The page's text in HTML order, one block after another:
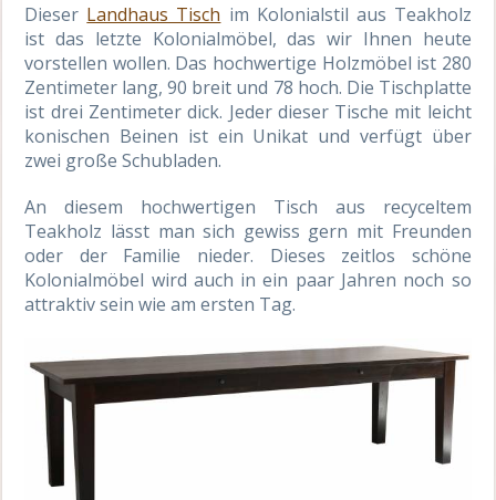
Dieser Landhaus Tisch im Kolonialstil aus Teakholz
ist das letzte Kolonialmöbel, das wir Ihnen heute
vorstellen wollen. Das hochwertige Holzmöbel ist 280
Zentimeter lang, 90 breit und 78 hoch. Die Tischplatte
ist drei Zentimeter dick. Jeder dieser Tische mit leicht
konischen Beinen ist ein Unikat und verfügt über
zwei große Schubladen.
An diesem hochwertigen Tisch aus recyceltem
Teakholz lässt man sich gewiss gern mit Freunden
oder der Familie nieder. Dieses zeitlos schöne
Kolonialmöbel wird auch in ein paar Jahren noch so
attraktiv sein wie am ersten Tag.